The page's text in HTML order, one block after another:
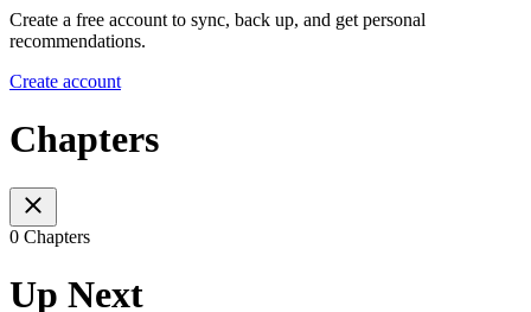
Create a free account to sync, back up, and get personal
recommendations.
Create account
Chapters
0 Chapters
Up Next